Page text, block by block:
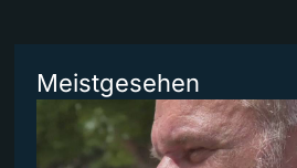
Meistgesehen